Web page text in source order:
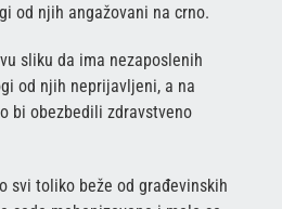
od njih angažovani na crno.
sliku da ima nezaposlenih
od njih neprijavljeni, a na
bi obezbedili zdravstveno
svi toliko beže od građevinskih